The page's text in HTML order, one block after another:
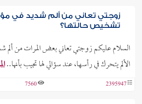
زوجتي تعاني من ألم شديد في
تشخيص حالتها؟
السلام عليكم زوجتي تعاني بعض المرات من ألم
الألم يتحرك في رأسها، عند سؤالي لها تجيب بأنها..
2395947
7560